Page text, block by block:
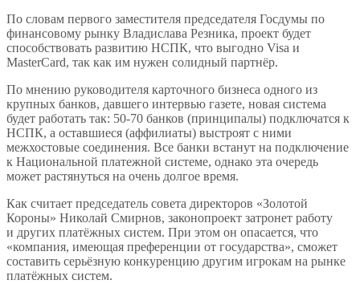
По словам первого заместителя председателя Госдумы по
финансовому рынку Владислава Резника, проект будет
способствовать развитию НСПК, что выгодно Visa и
MasterCard, так как им нужен солидный партнёр.
По мнению руководителя карточного бизнеса одного из
крупных банков, давшего интервью газете, новая система
будет работать так: 50-70 банков (принципалы) подключатся к
НСПК, а оставшиеся (аффилиаты) выстроят с ними
межхостовые соединения. Все банки встанут на подключение
к Национальной платежной системе, однако эта очередь
может растянуться на очень долгое время.
Как считает председатель совета директоров «Золотой
Короны» Николай Смирнов, законопроект затронет работу
и других платёжных систем. При этом он опасается, что
«компания, имеющая преференции от государства», сможет
составить серьёзную конкуренцию другим игрокам на рынке
платёжных систем.